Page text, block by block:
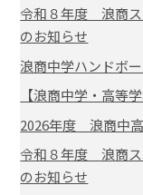
令和８年度 浪商ス
のお知らせ
浪商中学ハンドボ
【浪商中学・高等
2026年度 浪商中
令和８年度 浪商ス
のお知らせ